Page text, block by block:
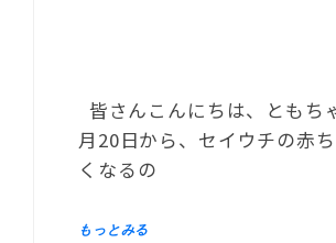
皆さんこんにちは、とも
月20日から、セイウチの赤
くなるの